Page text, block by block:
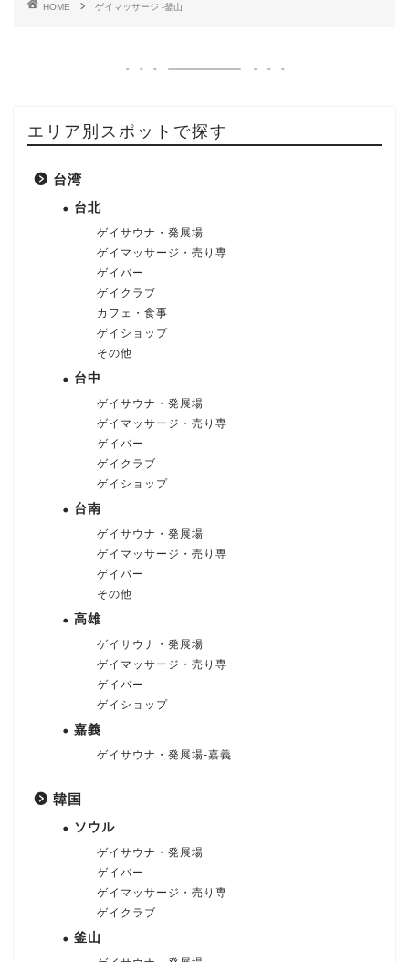
HOME ゲイマッサージ -釜山
エリア別スポットで探す
台湾
台北
ゲイサウナ・発展場
ゲイマッサージ・売り専
ゲイバー
ゲイクラブ
カフェ・食事
ゲイショップ
その他
台中
ゲイサウナ・発展場
ゲイマッサージ・売り専
ゲイバー
ゲイクラブ
ゲイショップ
台南
ゲイサウナ・発展場
ゲイマッサージ・売り専
ゲイバー
その他
高雄
ゲイサウナ・発展場
ゲイマッサージ・売り専
ゲイバー
ゲイショップ
嘉義
ゲイサウナ・発展場-嘉義
韓国
ソウル
ゲイサウナ・発展場
ゲイバー
ゲイマッサージ・売り専
ゲイクラブ
釜山